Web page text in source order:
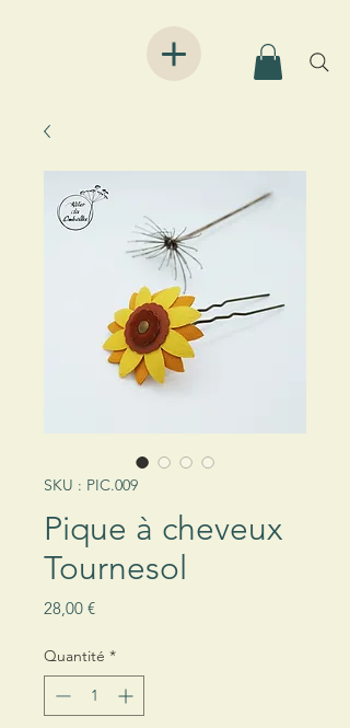
SKU : PIC.009
Pique à cheveux
Tournesol
28,00 €Prix
Quantité *